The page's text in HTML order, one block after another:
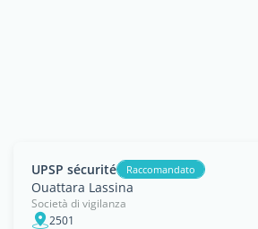
UPSP sécurité Raccomandato
Ouattara Lassina
Società di vigilanza
2501